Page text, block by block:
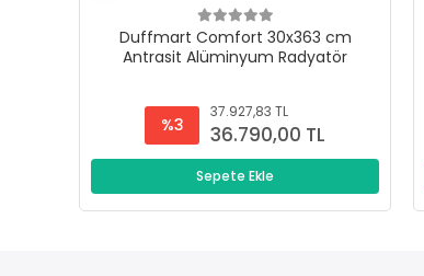
Duffmart Comfort 30x363 cm
Antrasit Alüminyum Radyatör
%3
37.927,83 TL
36.790,00 TL
Sepete Ekle